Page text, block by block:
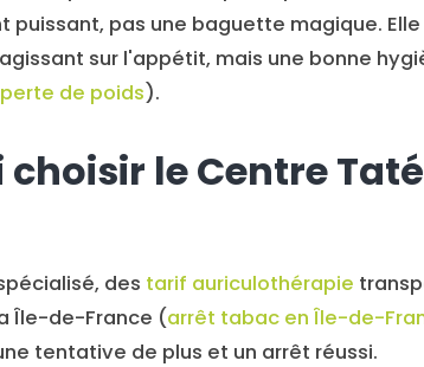
puissant, pas une baguette magique.
sur l'appétit, mais une bonne
de poids).
le Centre
des tarif auriculothérapie
Île-de-France (arrêt tabac en Île-de-
tentative de plus et un arrêt réussi.